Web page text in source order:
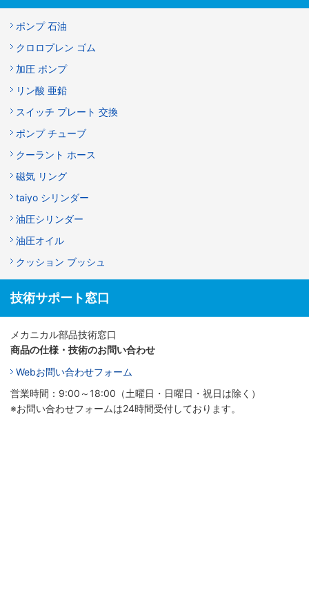
ポンプ 石油
クロロプレン ゴム
加圧 ポンプ
リン酸 亜鉛
スイッチ プレート 交換
ポンプ チューブ
クーラント ホース
磁気 リング
taiyo シリンダー
油圧シリンダー
油圧オイル
クッション ブッシュ
技術サポート窓口
メカニカル部品技術窓口
商品の仕様・技術のお問い合わせ
Webお問い合わせフォーム
営業時間：9:00～18:00（土曜日・日曜日・祝日は除く）
※お問い合わせフォームは24時間受付しております。